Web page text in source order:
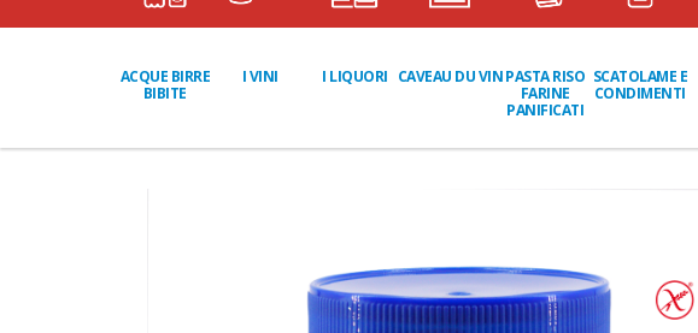
ACQUE BIRRE
BIBITE
I VINI I LIQUORI CAVEAU DU VINPASTA RISO
FARINE
PANIFICATI
SCATOLAME E
CONDIMENTI